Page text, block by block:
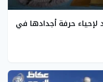
لإحياء حرفة أجدادها في